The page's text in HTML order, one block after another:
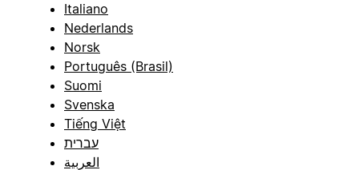
Italiano
Nederlands
Norsk
Português (Brasil)
Suomi
Svenska
Tiếng Việt
עברית
العربية